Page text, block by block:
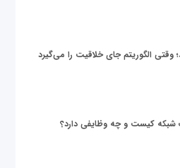
وقتی الگوریتم جای خلاقیت را می‌گیرد
شبکه کیست و چه وظایفی دارد؟